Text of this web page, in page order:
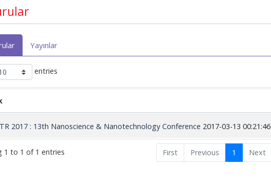
Yayınlar
entries
2017 : 13th Nanoscience & Nanotechnology Conference 2017-03-13 00:21:46
1 to 1 of 1 entries First Previous 1 Next